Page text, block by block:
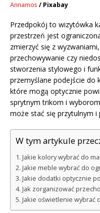
Annamos / Pixabay
Przedpokój to wizytówka
przestrzeń jest
zmierzyć się z
przechowywanie czy
stworzenia stylowego i
przemyślane podejście
które mogą optycznie
sprytnym trikom i
może stać się przytulnym i
W tym artykule
Jakie kolory wybrać do
Jakie meble wybrać do
Jakie dodatki optycznie
Jak zorganizować
Jakie oświetlenie wybrać